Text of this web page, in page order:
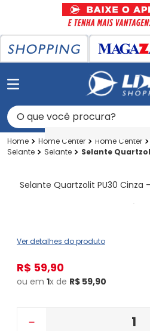
O que você procura?
Home Center Home Center
Selante
Selante Selante
Selante Quartzolit PU30 Cinza
Ver detalhes do produto
R$ 59,90
ou em 1x de R$ 59,90
－